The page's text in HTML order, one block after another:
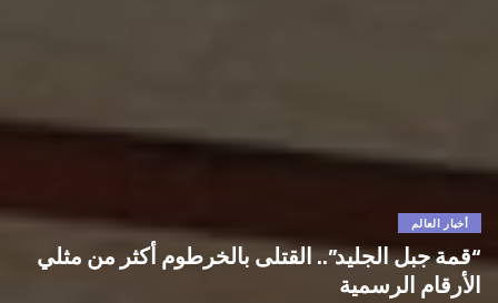
أخبار العالم
“قمة جبل الجليد”.. القتلى بالخرطوم أكثر من مثلي
الأرقام الرسمية